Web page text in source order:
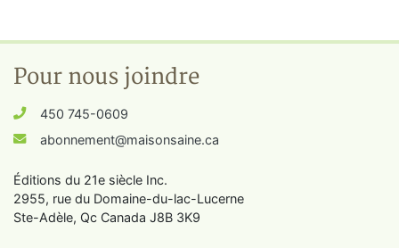
Pour nous joindre
450 745-0609
abonnement@maisonsaine.ca
Éditions du 21e siècle Inc.
2955, rue du Domaine-du-lac-Lucerne
Ste-Adèle, Qc Canada J8B 3K9